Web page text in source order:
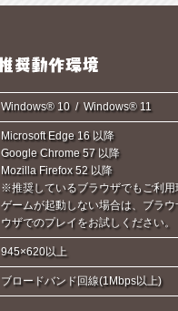
Windows® 10 / Windows® 11
Microsoft Edge 16 以降
Google Chrome 57 以降
Mozilla Firefox 52 以降
※推奨しているブラウザでもご利用
ゲームが起動しない場合は、ブラ
ウザでのプレイをお試しください。
945×620以上
ブロードバンド回線(1Mbps以上)